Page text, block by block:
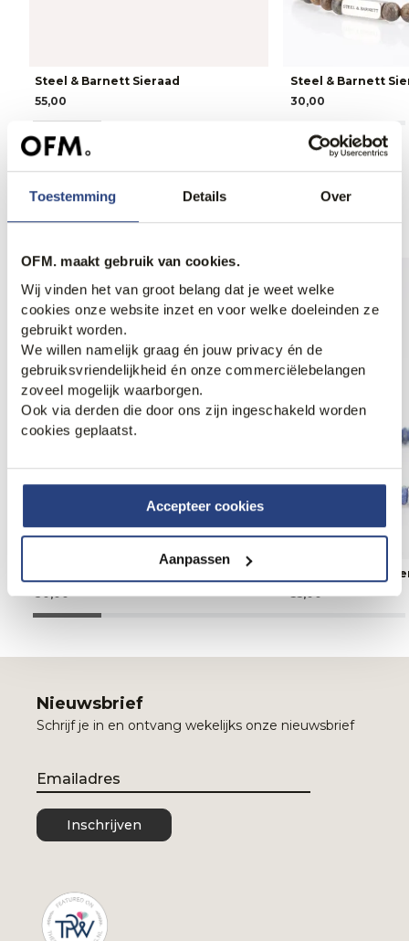
Toestemming Details Over
OFM. maakt gebruik van cookies.
Wij vinden het van groot belang dat je weet welke
cookies onze website inzet en voor welke doeleinden ze
gebruikt worden.
We willen namelijk graag én jouw privacy én de
gebruiksvriendelijkheid én onze commerciëlebelangen
zoveel mogelijk waarborgen.
Ook via derden die door ons zijn ingeschakeld worden
cookies geplaatst.
Accepteer cookies
Aanpassen
Steel & Barnett Sieraad
55,00
Steel & Barnett
30,00
Anderen bekeken ook
30,00
Steel & Barnett
55,00
Nieuwsbrief
Schrijf je in en ontvang wekelijks onze nieuwsbrief
Email
Inschrijven